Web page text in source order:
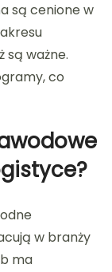
są cenione w
są ważne.
co
w branży
ma